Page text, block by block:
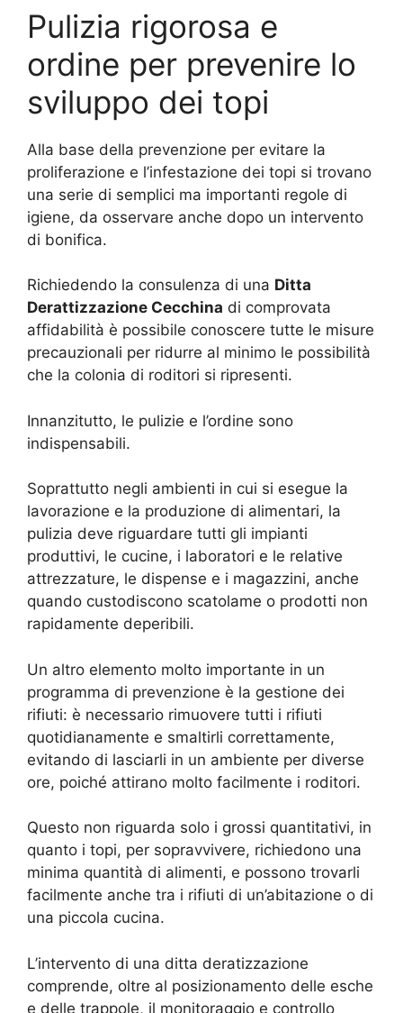
Pulizia rigorosa e
ordine per prevenire lo
sviluppo dei topi
Alla base della prevenzione per evitare la
proliferazione e l’infestazione dei topi si trovano
una serie di semplici ma importanti regole di
igiene, da osservare anche dopo un intervento
di bonifica.
Richiedendo la consulenza di una Ditta
Derattizzazione Cecchina di comprovata
affidabilità è possibile conoscere tutte le misure
precauzionali per ridurre al minimo le possibilità
che la colonia di roditori si ripresenti.
Innanzitutto, le pulizie e l’ordine sono
indispensabili.
Soprattutto negli ambienti in cui si esegue la
lavorazione e la produzione di alimentari, la
pulizia deve riguardare tutti gli impianti
produttivi, le cucine, i laboratori e le relative
attrezzature, le dispense e i magazzini, anche
quando custodiscono scatolame o prodotti non
rapidamente deperibili.
Un altro elemento molto importante in un
programma di prevenzione è la gestione dei
rifiuti: è necessario rimuovere tutti i rifiuti
quotidianamente e smaltirli correttamente,
evitando di lasciarli in un ambiente per diverse
ore, poiché attirano molto facilmente i roditori.
Questo non riguarda solo i grossi quantitativi, in
quanto i topi, per sopravvivere, richiedono una
minima quantità di alimenti, e possono trovarli
facilmente anche tra i rifiuti di un’abitazione o di
una piccola cucina.
L’intervento di una ditta deratizzazione
comprende, oltre al posizionamento delle esche
e delle trappole, il monitoraggio e controllo